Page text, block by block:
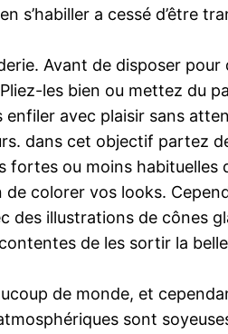
s’habiller a cessé d’être
Avant de disposer
les bien ou mettez du
avec plaisir sans
dans cet objectif partez
fortes ou moins
de colorer vos looks.
des illustrations de cônes
de les sortir la
de monde, et
sont